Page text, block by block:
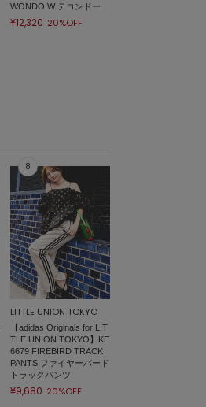
WONDO W テコンドー
¥12,320 20%OFF
LITTLE UNION TOKYO
【adidas Originals for LIT
TLE UNION TOKYO】KE
6679 FIREBIRD TRACK
PANTS ファイヤーバード
トラックパンツ
¥9,680 20%OFF